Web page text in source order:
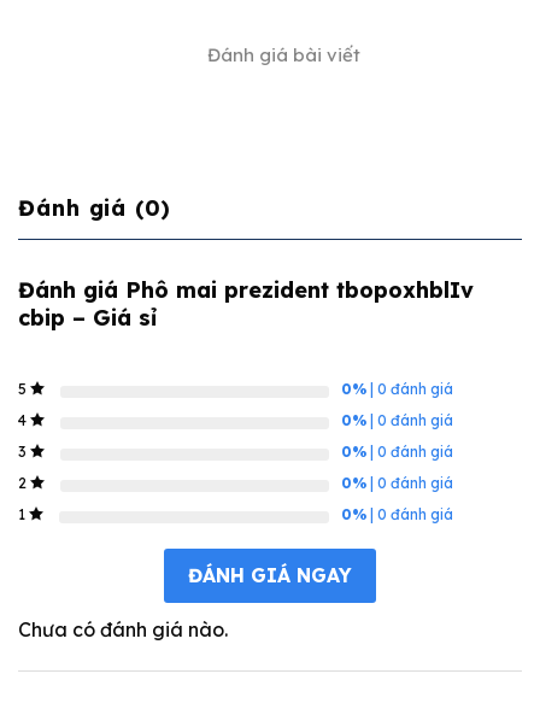
Đánh giá bài viết
Đánh giá (0)
Đánh giá Phô mai prezident tbopoxhblIv
cbip – Giá sỉ
5 0% | 0 đánh giá
4
0% | 0 đánh giá
3
0% | 0 đánh giá
2
0% | 0 đánh giá
1
0% | 0 đánh giá
ĐÁNH GIÁ NGAY
Chưa có đánh giá nào.